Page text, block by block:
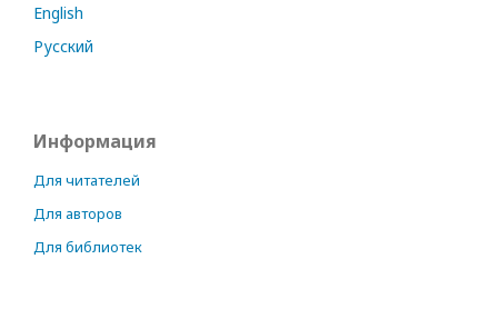
English
Русский
Информация
Для читателей
Для авторов
Для библиотек